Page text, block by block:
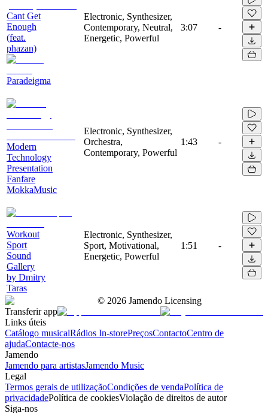
Cant Get
Enough
(feat.
phazan)
Paradeigma
Electronic, Synthesizer,
Contemporary, Neutral,
Energetic, Powerful
3:07 -
Modern
Technology
Presentation
Fanfare
MokkaMusic
Electronic, Synthesizer,
Orchestra,
Contemporary, Powerful
1:43 -
Workout
Sport
Sound
Gallery
by Dmitry
Taras
Electronic, Synthesizer,
Sport, Motivational,
Energetic, Powerful
1:51 -
© 2026 Jamendo Licensing
Transferir app
Links úteis
Catálogo musicalRádios In-storePreçosContactoCentro de
ajudaContacte-nos
Jamendo
Jamendo para artistasJamendo Music
Legal
Termos gerais de utilizaçãoCondições de vendaPolítica de
privacidadePolítica de cookiesViolação de direitos de autor
Siga-nos